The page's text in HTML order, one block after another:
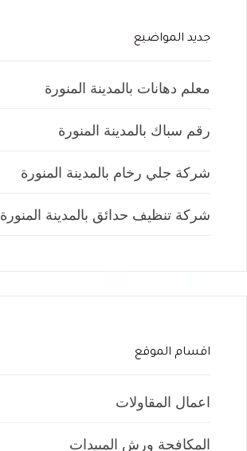
جديد المواضيع
معلم دهانات بالمدينة المنورة
رقم سباك بالمدينة المنورة
شركة جلي رخام بالمدينة المنورة
شركة تنظيف حدائق بالمدينة المنورة
اقسام الموقع
اعمال المقاولات
المكافحة ورش المبيدات